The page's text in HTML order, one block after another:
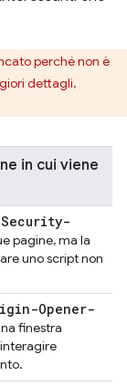
perché non è
dettagli,
in cui viene
pagine, ma la
uno script non
Opener-
finestra